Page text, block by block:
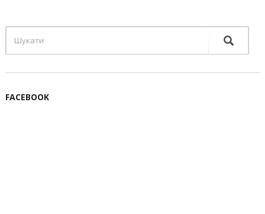
FACEBOOK